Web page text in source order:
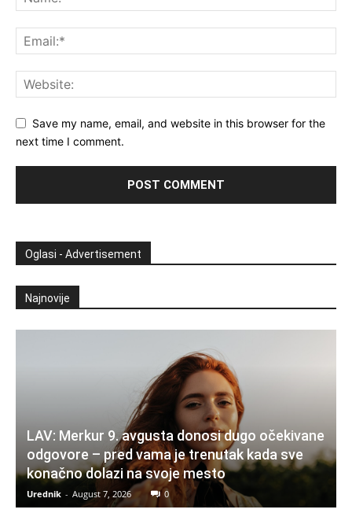
Save my name, email, and website in this browser for the
next time I comment.
Oglasi - Advertisement
Najnovije
LAV: Merkur 9. avgusta donosi dugo očekivane
odgovore – pred vama je trenutak kada sve
konačno dolazi na svoje mesto
Urednik - August 7, 2026 0